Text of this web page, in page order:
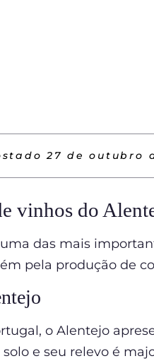
27 de outubro
vinhos do
das mais
pela produção de
o Alentejo
e seu relevo é